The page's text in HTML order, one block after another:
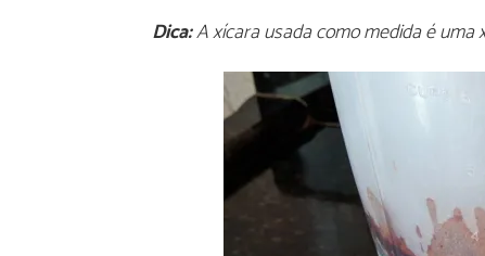
Dica:A xícara usada como medida é uma